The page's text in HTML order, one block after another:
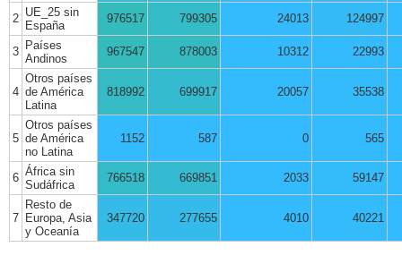
2 UE_25 sin
España
976517 799305 24013 124997
3 Países
Andinos
967547 878003 10312 22993
4
Otros países
de América
Latina
818992 699917 20057 35538
5
Otros países
de América
no Latina
1152 587 0 565
6 África sin
Sudáfrica
766518 669851 2033 59147
7
Resto de
Europa, Asia
y Oceanía
347720 277655 4010 40221